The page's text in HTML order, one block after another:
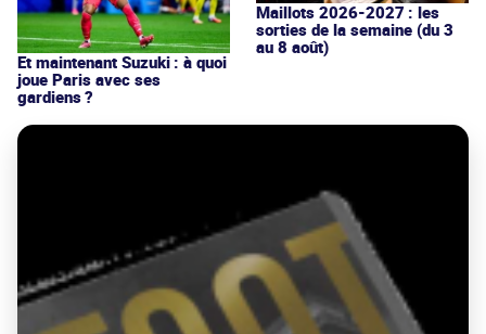
Et maintenant Suzuki : à quoi
joue Paris avec ses
gardiens ?
Maillots 2026-2027 : les
sorties de la semaine (du 3
au 8 août)